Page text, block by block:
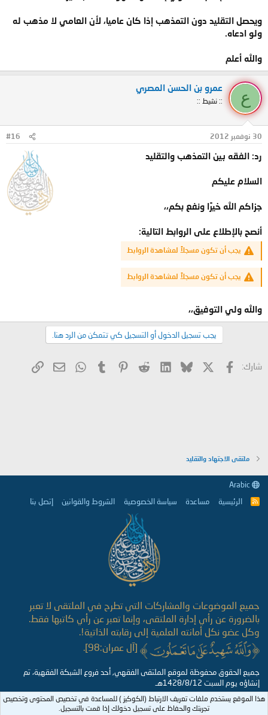
ويحصل التقليد دون التمذهب إذا كان عاميا، لأن العامي لا مذهب له
ولو ادعاه.
والله أعلم
ع
عمرو بن الحسن المصري
:: نشيط ::
30 نوفمبر 2012 #16
رد: الفقه بين التمذهب والتقليد
السلام عليكم
جزاكم الله خيرًا ونفع بكم،،
أنصح بالإطلاع على الروابط التالية:
يجب أن تكون مسجلاً لمشاهدة الروابط
يجب أن تكون مسجلاً لمشاهدة الروابط
والله ولي التوفيق،،
يجب تسجيل الدخول أو التسجيل كي تتمكن من الرد هنا.
شارك: فيسبوك Bluesky
LinkedIn
Reddit
Pinterest
Tumblr
WhatsApp
البريد
ملتقى الاجتهاد والتقليد
R
الرئيسية مساعدة سياسة الخصوصية الشروط والقوانين إتصل بنا
جميع الموضوعات والمشاركات التي تطرح في الملتقى لا تعبر
بالضرورة عن رأي إدارة الملتقى، وإنما تعبر عن رأي كاتبها فقط.
وكل عضو نكل أمانته العلمية إلى رقابته الذاتية!.
[آل عمران:98].
جميع الحقوق محفوظة لموقع الملتقى الفقهي, أحد فروع الشبكة الفقهية، تم
إنشاؤه يوم السبت 1428/8/12هـ
هذا الموقع يستخدم ملفات تعريف الارتباط (الكوكيز ) للمساعدة في تخصيص المحتوى وتخصيص
تجربتك والحفاظ على تسجيل دخولك إذا قمت بالتسجيل.